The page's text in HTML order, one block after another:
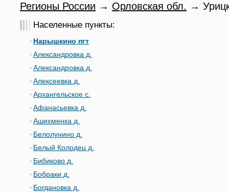
Регионы России → Орловская обл. →
Населенные пункты:
Нарышкино пгт
Александровка д.
Александровка д.
Алексеевка д.
Архангельское с.
Афанасьевка д.
Ашихменка д.
Белолунино д.
Белый Колодец д.
Бибиково д.
Бобраки д.
Богдановка д.